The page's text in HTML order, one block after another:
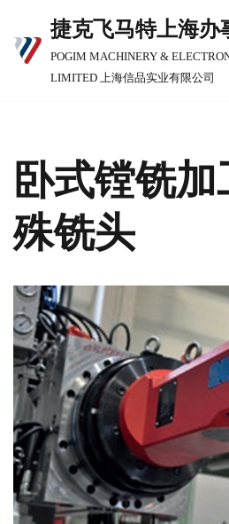
跳
捷克飞马特上海办
POGIM MACHINERY &
LIMITED 上海信品实业有限公司
卧式镗铣
殊铣头